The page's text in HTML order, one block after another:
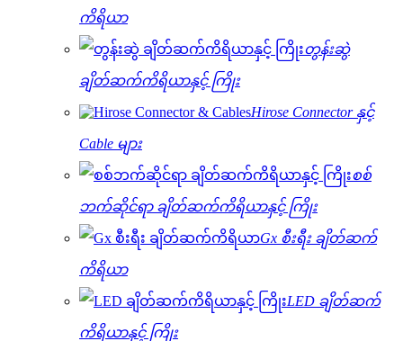
ကိရိယာ
တွန်းဆွဲ
ချိတ်ဆက်ကိရိယာနှင့် ကြိုး
Hirose Connector နှင့်
Cable များ
စစ်
ဘက်ဆိုင်ရာ ချိတ်ဆက်ကိရိယာနှင့် ကြိုး
Gx စီးရီး ချိတ်ဆက်
ကိရိယာ
LED ချိတ်ဆက်
ကိရိယာနှင့် ကြိုး